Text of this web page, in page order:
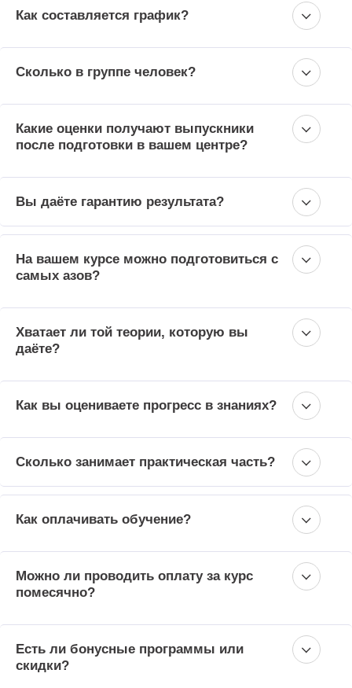
Как составляется график?
Сколько в группе человек?
Какие оценки получают выпускники
после подготовки в вашем центре?
Вы даёте гарантию результата?
На вашем курсе можно подготовиться с
самых азов?
Хватает ли той теории, которую вы
даёте?
Как вы оцениваете прогресс в знаниях?
Сколько занимает практическая часть?
Как оплачивать обучение?
Можно ли проводить оплату за курс
помесячно?
Есть ли бонусные программы или
скидки?